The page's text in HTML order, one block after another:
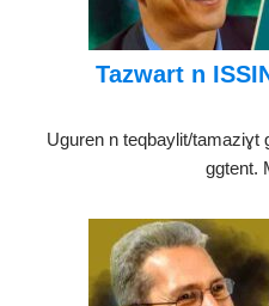
Tazwart n
Uguren n teqbaylit/tamaziɣt
ggtent.